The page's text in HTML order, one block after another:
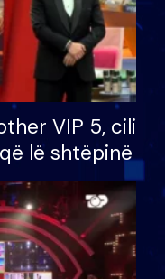
VIP 5, cili
lë shtëpinë